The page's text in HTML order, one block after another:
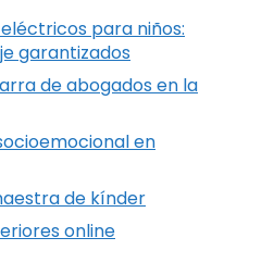
para niños:
garantizados
de abogados en la
en
de kínder
online